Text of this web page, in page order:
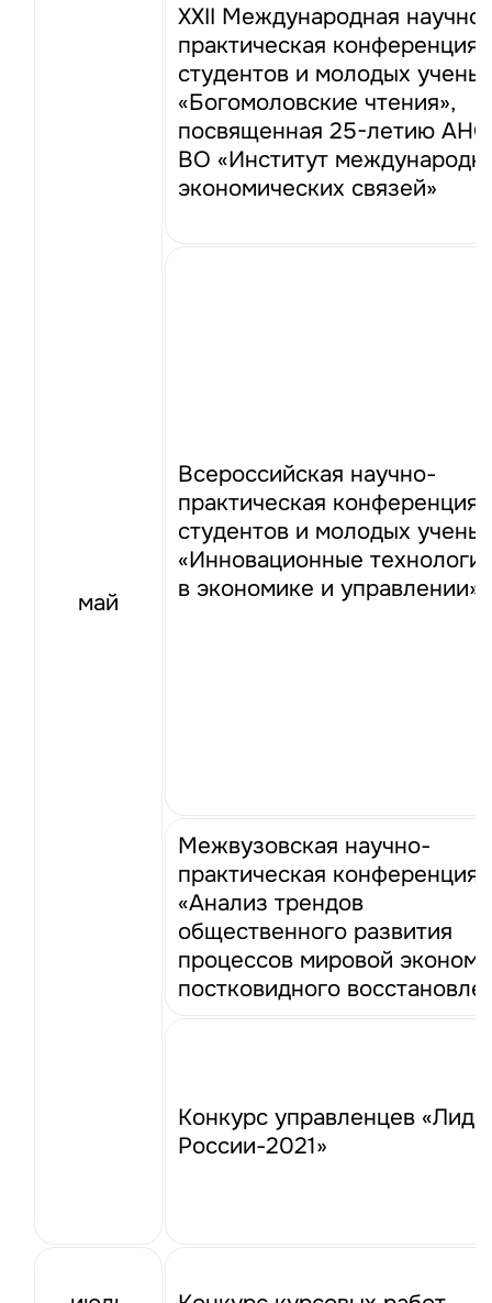
май
XХII Международная научно-
практическая конференция
студентов и молодых
«Богомоловские чтения»,
посвященная 25-летию АНО
ВО «Институт
экономических связей»
Всероссийская научно-
практическая конференция
студентов и молодых
«Инновационные
в экономике и управлении»
Межвузовская научно-
практическая конференция
«Анализ трендов
общественного развития
процессов мировой
постковидного
Конкурс управленцев
России-2021»